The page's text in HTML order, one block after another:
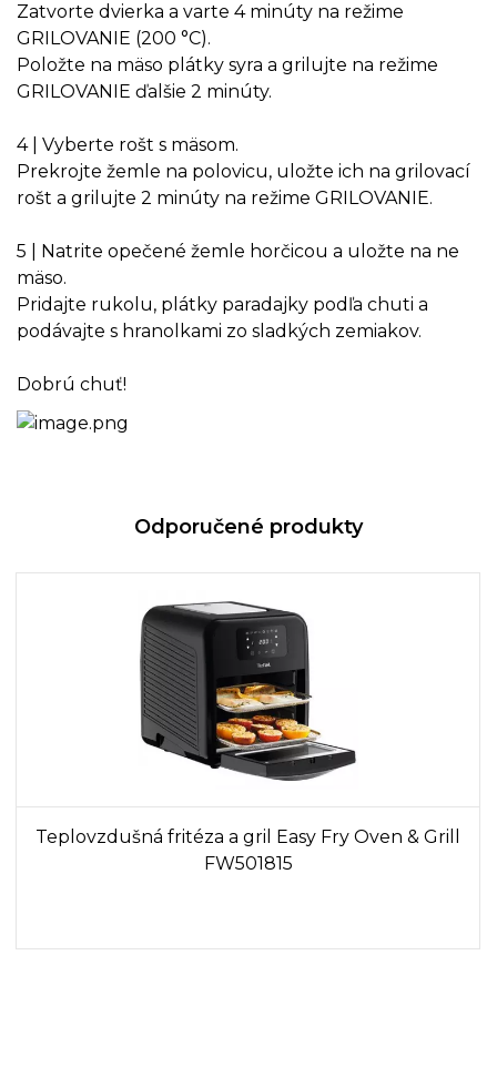
Zatvorte dvierka a varte 4 minúty na režime
GRILOVANIE (200 °C).
Položte na mäso plátky syra a grilujte na režime
GRILOVANIE ďalšie 2 minúty.
4 | Vyberte rošt s mäsom.
Prekrojte žemle na polovicu, uložte ich na grilovací
rošt a grilujte 2 minúty na režime GRILOVANIE.
5 | Natrite opečené žemle horčicou a uložte na ne
mäso.
Pridajte rukolu, plátky paradajky podľa chuti a
podávajte s hranolkami zo sladkých zemiakov.
Dobrú chuť!
Odporučené produkty
Teplovzdušná fritéza a gril Easy Fry Oven & Grill
FW501815